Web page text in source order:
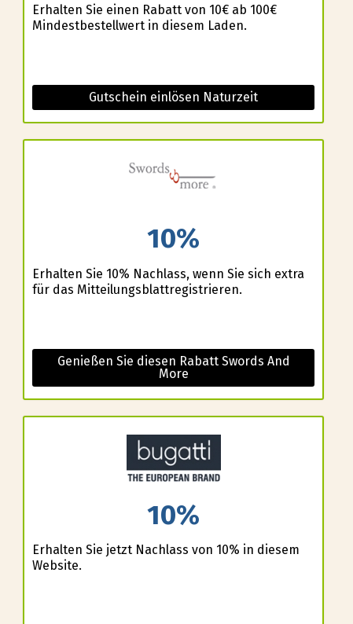
Erhalten Sie einen Rabatt von 10€ ab 100€
Mindestbestellwert in diesem Laden.
Gutschein einlösen Naturzeit
10%
Erhalten Sie 10% Nachlass, wenn Sie sich extra
für das Mitteilungsblattregistrieren.
Genießen Sie diesen Rabatt Swords And
More
10%
Erhalten Sie jetzt Nachlass von 10% in diesem
Website.